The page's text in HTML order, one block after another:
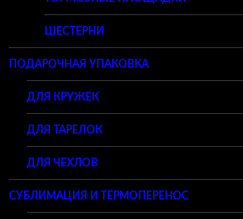
ШЕСТЕРНИ
ПОДАРОЧНАЯ УПАКОВКА
ДЛЯ КРУЖЕК
ДЛЯ ТАРЕЛОК
ДЛЯ ЧЕХЛОВ
СУБЛИМАЦИЯ И ТЕРМОПЕРЕНОС